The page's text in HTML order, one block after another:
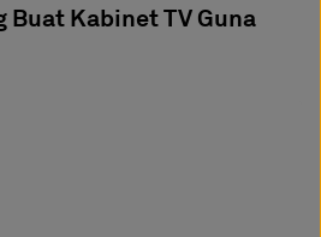
Kabinet TV Guna